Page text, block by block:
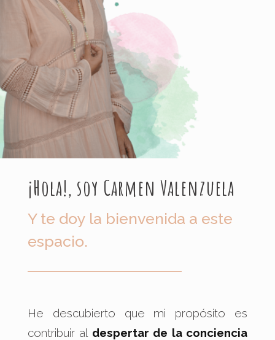
¡Hola!, soy Carmen Valenzuela
Y te doy la bienvenida a este
espacio.
He descubierto que mi propósito es
contribuir al despertar de la conciencia